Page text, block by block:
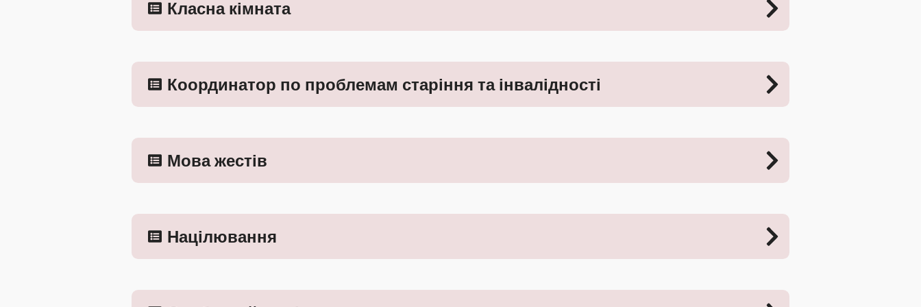
Класна кімната
Координатор по проблемам старіння та інвалідності
Мова жестів
Націлювання